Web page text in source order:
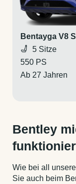
Bentayga V8 S
5 Sitze
550 PS
Ab 27 Jahren
Bentley
Wie bei all
Sie auch beim